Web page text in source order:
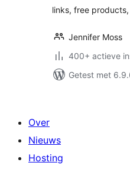
links, free
Jennifer Moss
400+ actieve
Getest met
Over
Nieuws
Hosting